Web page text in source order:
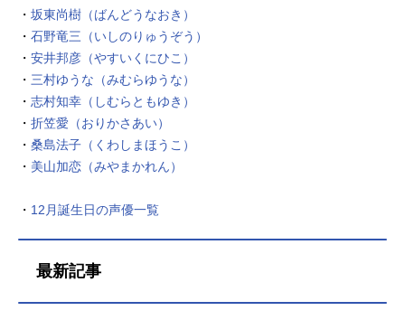
年）：石上静香アルフレッド：浪川
大輔ブランターク：屋良有作アーム
ストロング：山根雅史スタッフ原
作：Y.A（MFブックス／KADOKAWA
刊）キャラクター原案：藤ちょこ監
督：三浦辰夫シリーズ構成：宮本武
史キャラクターデザイン：田辺謙司
ーヴ効果：...
・ 坂東尚樹（ばんどうなおき）
・ 石野竜三（いしのりゅうぞう）
・ 安井邦彦（やすいくにひこ）
・ 三村ゆうな（みむらゆうな）
・ 志村知幸（しむらともゆき）
・ 折笠愛（おりかさあい）
・ 桑島法子（くわしまほうこ）
・ 美山加恋（みやまかれん）
・ 12月誕生日の声優一覧
最新記事